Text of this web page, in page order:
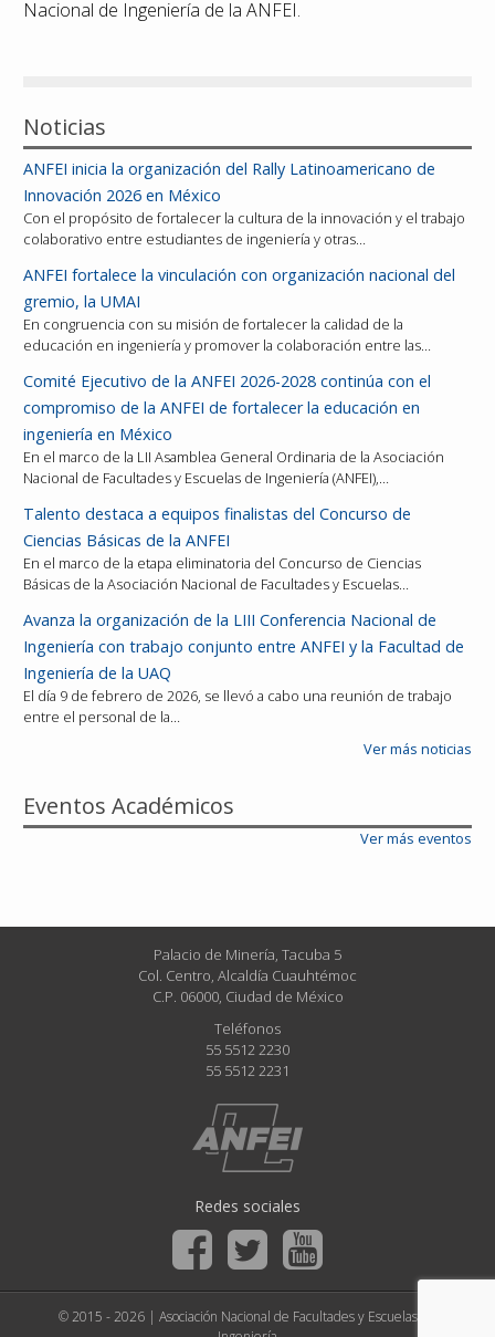
Nacional de Ingeniería de la ANFEI.
Noticias
ANFEI inicia la organización del Rally Latinoamericano de
Innovación 2026 en México
Con el propósito de fortalecer la cultura de la innovación y el trabajo
colaborativo entre estudiantes de ingeniería y otras…
ANFEI fortalece la vinculación con organización nacional del
gremio, la UMAI
En congruencia con su misión de fortalecer la calidad de la
educación en ingeniería y promover la colaboración entre las…
Comité Ejecutivo de la ANFEI 2026-2028 continúa con el
compromiso de la ANFEI de fortalecer la educación en
ingeniería en México
En el marco de la LII Asamblea General Ordinaria de la Asociación
Nacional de Facultades y Escuelas de Ingeniería (ANFEI),…
Talento destaca a equipos finalistas del Concurso de
Ciencias Básicas de la ANFEI
En el marco de la etapa eliminatoria del Concurso de Ciencias
Básicas de la Asociación Nacional de Facultades y Escuelas…
Avanza la organización de la LIII Conferencia Nacional de
Ingeniería con trabajo conjunto entre ANFEI y la Facultad de
Ingeniería de la UAQ
El día 9 de febrero de 2026, se llevó a cabo una reunión de trabajo
entre el personal de la…
Ver más noticias
Eventos Académicos
Ver más eventos
Palacio de Minería, Tacuba 5
Col. Centro, Alcaldía Cuauhtémoc
C.P. 06000, Ciudad de México
Teléfonos
55 5512 2230
55 5512 2231
Redes sociales
© 2015 - 2026 | Asociación Nacional de Facultades y Escuelas de